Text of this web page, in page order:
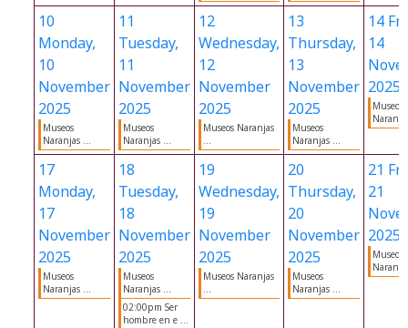
10
Monday,
10
November
2025
Museos
Naranjas ...
11
Tuesday,
11
November
2025
Museos
Naranjas ...
12
Wednesday,
12
November
2025
Museos Naranjas
...
13
Thursday,
13
November
2025
Museos
Naranjas ...
14
14
2025
Museos
17
Monday,
17
November
2025
Museos
Naranjas ...
18
Tuesday,
18
November
2025
Museos
Naranjas ...
02:00pm Ser
hombre en e ...
19
Wednesday,
19
November
2025
Museos Naranjas
...
20
Thursday,
20
November
2025
Museos
Naranjas ...
21
21
2025
Museos